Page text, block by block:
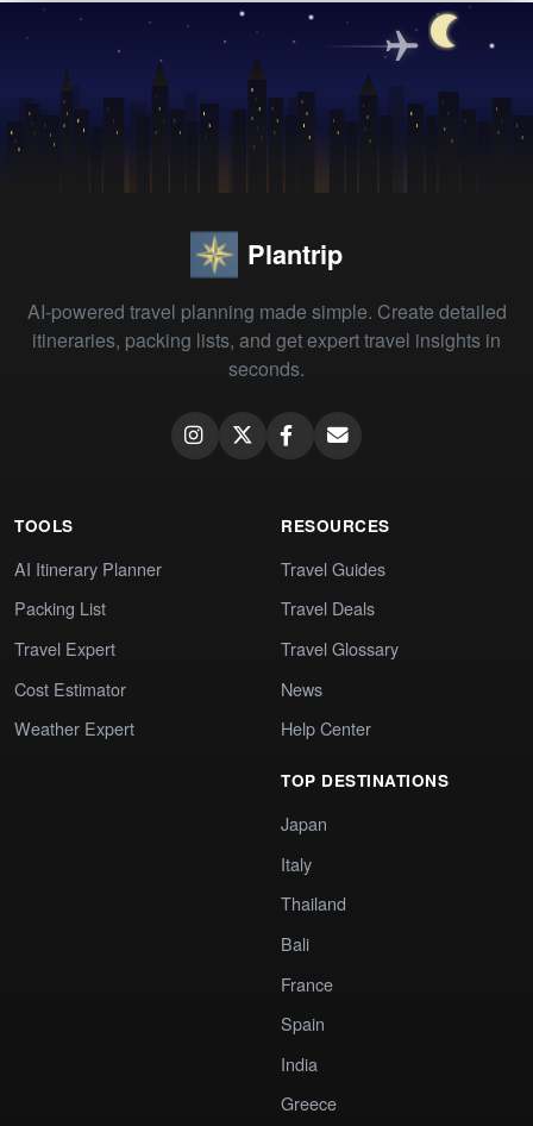
Plantrip
AI-powered travel planning made simple. Create detailed
itineraries, packing lists, and get expert travel insights in
seconds.
TOOLS
AI Itinerary Planner
Packing List
Travel Expert
Cost Estimator
Weather Expert
RESOURCES
Travel Guides
Travel Deals
Travel Glossary
News
Help Center
TOP DESTINATIONS
Japan
Italy
Thailand
Bali
France
Spain
India
Greece